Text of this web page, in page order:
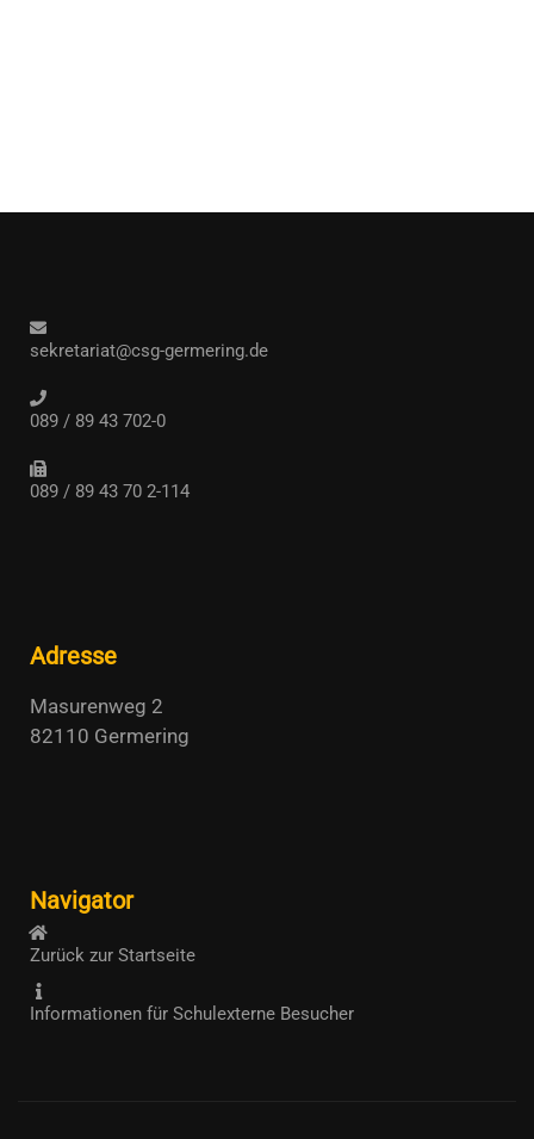
sekretariat@csg-germering.de
089 / 89 43 702-0
089 / 89 43 70 2-114
Adresse
Masurenweg 2
82110 Germering
Navigator
Zurück zur Startseite
Informationen für Schulexterne Besucher